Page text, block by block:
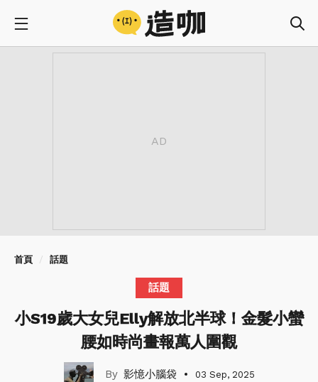
首頁 話題
話題
小S19歲大女兒Elly解放北半球！金髮小蠻
腰如時尚畫報萬人圍觀
影憶小腦袋 03 Sep, 2025